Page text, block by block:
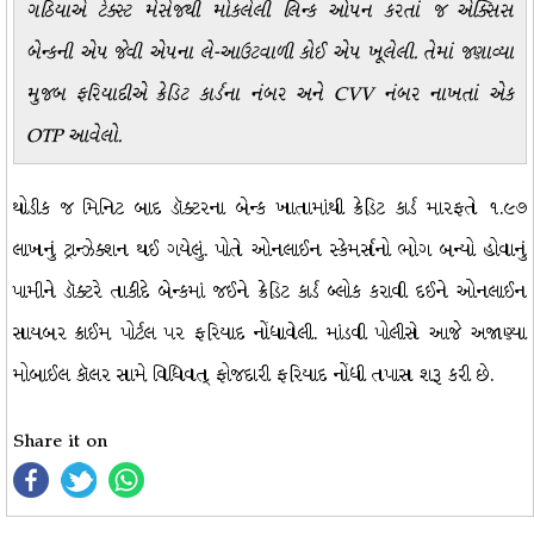
ગઠિયાએ ટેક્સ્ટ મેસેજથી મોકલેલી લિન્ક ઓપન કરતાં જ એક્સિસ
બેન્કની એપ જેવી એપના લે-આઉટવાળી કોઈ એપ ખૂલેલી. તેમાં જણાવ્યા
મુજબ ફરિયાદીએ ક્રેડિટ કાર્ડના નંબર અને CVV નંબર નાખતાં એક
OTP આવેલો.
થોડીક જ મિનિટ બાદ ડૉક્ટરના બેન્ક ખાતામાંથી ક્રેડિટ કાર્ડ મારફતે ૧.૯૭
લાખનું ટ્રાન્ઝેક્શન થઈ ગયેલું. પોતે ઓનલાઈન સ્કેમર્સનો ભોગ બન્યો હોવાનું
પામીને ડૉક્ટરે તાકીદે બેન્કમાં જઈને ક્રેડિટ કાર્ડ બ્લોક કરાવી દઈને ઓનલાઈન
સાયબર ક્રાઈમ પોર્ટલ પર ફરિયાદ નોંધાવેલી. માંડવી પોલીસે આજે અજાણ્યા
મોબાઈલ કૉલર સામે વિધિવત્ ફોજદારી ફરિયાદ નોંધી તપાસ શરૂ કરી છે.
Share it on